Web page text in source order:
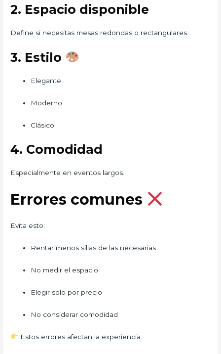
2. Espacio disponible
Define si necesitas mesas redondas o rectangulares.
3. Estilo
Elegante
Moderno
Clásico
4. Comodidad
Especialmente en eventos largos.
Errores comunes
Evita esto:
Rentar menos sillas de las necesarias
No medir el espacio
Elegir solo por precio
No considerar comodidad
Estos errores afectan la experiencia.